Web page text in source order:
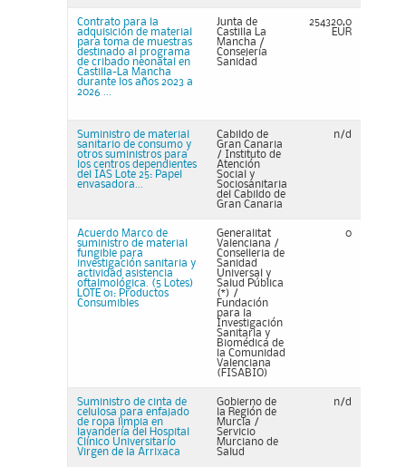
Contrato para la
adquisición de material
para toma de muestras
destinado al programa
de cribado neonatal en
Castilla-La Mancha
durante los años 2023 a
2026 ...
Junta de
Castilla La
Mancha /
Consejería
Sanidad
254320,0
EUR
Suministro de material
sanitario de consumo y
otros suministros para
los centros dependientes
del IAS Lote 25: Papel
envasadora...
Cabildo de
Gran Canaria
/ Instituto de
Atención
Social y
Sociosanitaria
del Cabildo de
Gran Canaria
n/d
Acuerdo Marco de
suministro de material
fungible para
investigación sanitaria y
actividad asistencia
oftalmológica. (5 Lotes)
LOTE 01: Productos
Consumibles
Generalitat
Valenciana /
Conselleria de
Sanidad
Universal y
Salud Pública
(*) /
Fundación
para la
Investigación
Sanitaria y
Biomédica de
la Comunidad
Valenciana
(FISABIO)
0
Suministro de cinta de
celulosa para enfajado
de ropa limpia en
lavandería del Hospital
Clínico Universitario
Virgen de la Arrixaca
Gobierno de
la Región de
Murcia /
Servicio
Murciano de
Salud
n/d